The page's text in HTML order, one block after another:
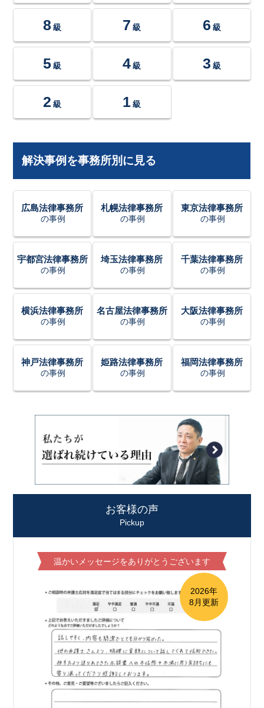
8 級 7 級 6 級
5 級 4 級 3 級
2 級 1 級
解決事例を事務所別に見る
広島法律事務所
の事例
札幌法律事務所
の事例
東京法律事務所
の事例
宇都宮法律事務所
の事例
埼玉法律事務所
の事例
千葉法律事務所
の事例
横浜法律事務所
の事例
名古屋法律事務所
の事例
大阪法律事務所
の事例
神戸法律事務所
の事例
姫路法律事務所
の事例
福岡法律事務所
の事例
お客様の声
Pickup
温かいメッセージをありがとうございます
2026年
8月更新